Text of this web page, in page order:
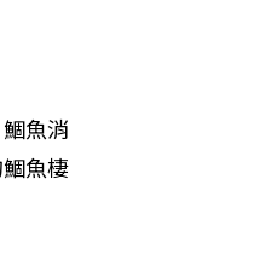
魚消
魚棲